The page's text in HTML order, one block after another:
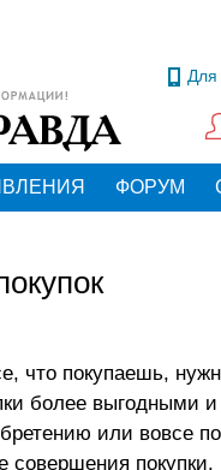
Для
ФОРУМ
что покупаешь,
более выгодными
или вовсе
совершения покупки.